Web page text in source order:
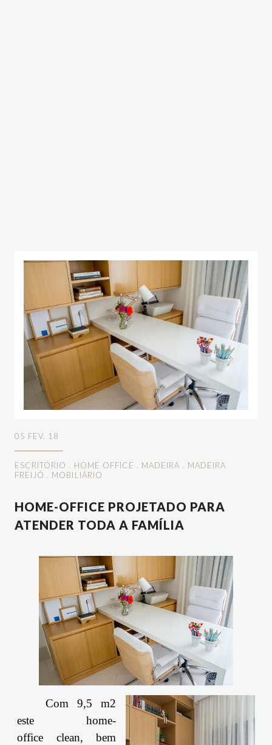
05 FEV. 18
ESCRITÓRIO HOME OFFICE MADEIRA
MADEIRA
FREIJÓ
MOBILIÁRIO
HOME-OFFICE PROJETADO PARA
ATENDER TODA A FAMÍLIA
Com 9,5 m2
este home-
office clean, bem